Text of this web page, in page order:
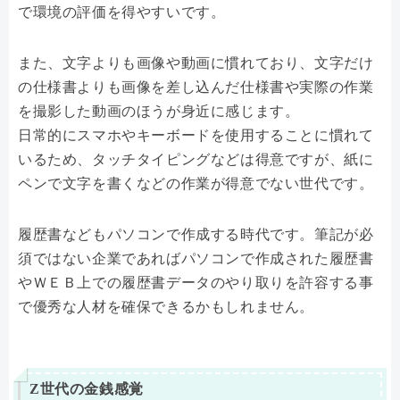
で環境の評価を得やすいです。
また、文字よりも画像や動画に慣れており、文字だけ
の仕様書よりも画像を差し込んだ仕様書や実際の作業
を撮影した動画のほうが身近に感じます。
日常的にスマホやキーボードを使用することに慣れて
いるため、タッチタイピングなどは得意ですが、紙に
ペンで文字を書くなどの作業が得意でない世代です。
履歴書などもパソコンで作成する時代です。筆記が必
須ではない企業であればパソコンで作成された履歴書
やＷＥＢ上での履歴書データのやり取りを許容する事
で優秀な人材を確保できるかもしれません。
Z世代の金銭感覚